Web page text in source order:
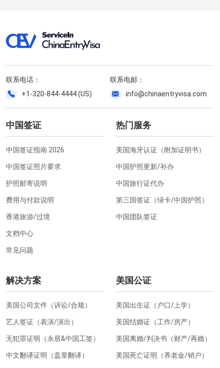
联系电话：
+1-320-844-4444 (US)
联系电邮：
info@chinaentryvisa.com
中国签证
中国签证指南 2026
中国签证照片要求
护照邮寄说明
费用与付款说明
香港旅游/过境
文档中心
常见问题
热门服务
美国海牙认证（附加证明书）
中国护照更新/补办
中国旅行证代办
第三国签证（绿卡/中国护照）
中国团队签证
解决方案
美国公司文件（诉讼/合规）
艺人签证（表演/演出）
无犯罪证明（永居&中国工签）
中文翻译证明（盖章翻译）
美国公证
美国出生证（户口/上学）
美国结婚证（工作/房产）
美国离婚/判决书（财产/再婚）
美国死亡证明（养老金/销户）